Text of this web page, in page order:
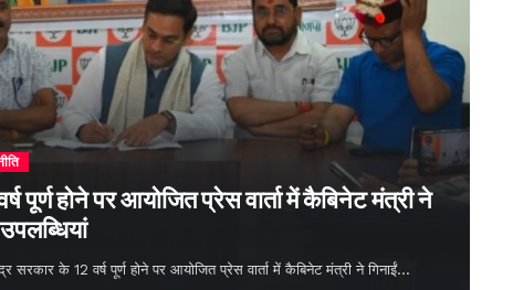
पूर्ण होने पर आयोजित प्रेस वार्ता में कैबिनेट मंत्री ने
के 12 वर्ष पूर्ण होने पर आयोजित प्रेस वार्ता में कैबिनेट मंत्री ने गिनाईं…